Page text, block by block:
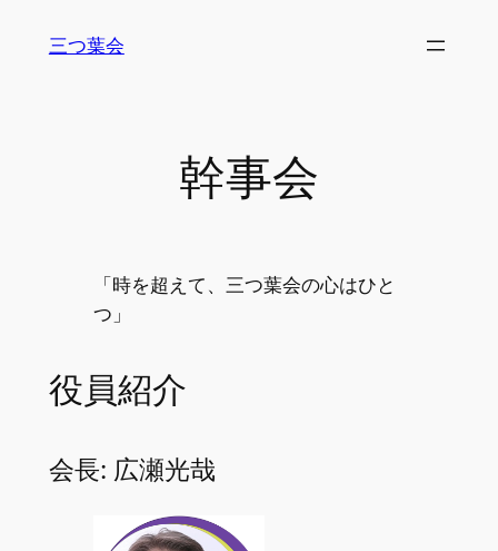
三つ葉会
幹事会
「時を超えて、三つ葉会の心はひと
つ」
役員紹介
会長: 広瀬光哉